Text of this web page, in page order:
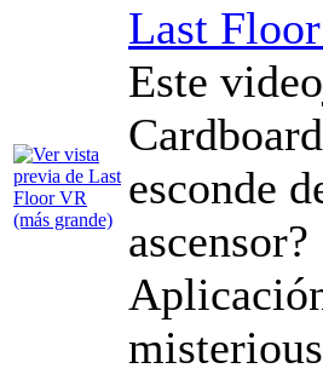
Last
Este
esconde
ascensor?